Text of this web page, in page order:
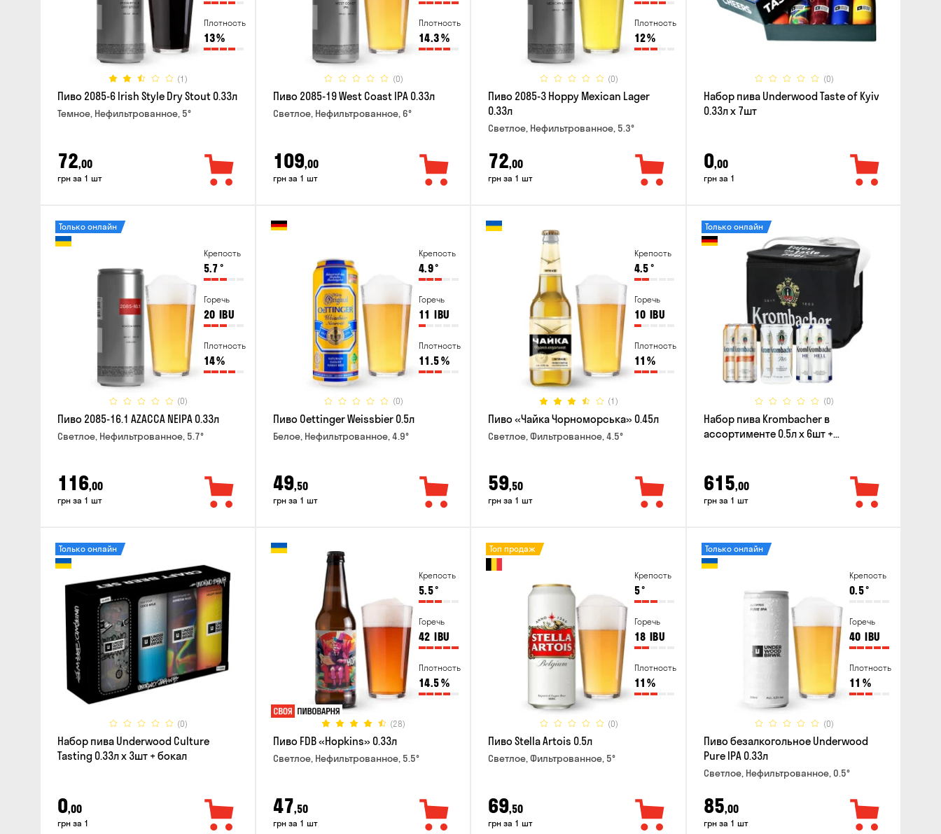
Плотность
13%
(1)
Пиво 2085-6 Irish Style Dry Stout 0.33л
Темное, Нефильтрованное, 5°
72,00
грн за 1 шт
Плотность
14.3%
(0)
Пиво 2085-19 West Coast IPA 0.33л
Светлое, Нефильтрованное, 6°
109,00
грн за 1 шт
Плотность
12%
(0)
Пиво 2085-3 Hoppy Mexican Lager
0.33л
Светлое, Нефильтрованное, 5.3°
72,00
грн за 1 шт
(0)
Набор пива Underwood Taste of Kyiv
0.33л x 7шт
0,00
грн за 1
Крепость
5.7°
Горечь
20 IBU
Плотность
14%
(0)
Только онлайн
Пиво 2085-16.1 AZACCA NEIPA 0.33л
Светлое, Нефильтрованное, 5.7°
116,00
грн за 1 шт
Крепость
4.9°
Горечь
11 IBU
Плотность
11.5%
(0)
Пиво Oettinger Weissbier 0.5л
Белое, Нефильтрованное, 4.9°
49,50
грн за 1 шт
Крепость
4.5°
Горечь
10 IBU
Плотность
11 %
(1)
Пиво «Чайка Чорноморська» 0.45л
Светлое, Фильтрованное, 4.5°
59,50
грн за 1 шт
(0)
Только онлайн
Набор пива Krombacher в
ассортименте 0.5л х 6шт +
615,00
грн за 1 шт
(0)
Только онлайн
Набор пива Underwood Culture
Tasting 0.33л x 3шт + бокал
0,00
грн за 1
Крепость
5.5°
Горечь
42 IBU
Плотность
14.5%
(28)
Пиво FDB «Hopkins» 0.33л
Светлое, Нефильтрованное, 5.5°
47,50
грн за 1 шт
Крепость
5°
Горечь
18 IBU
Плотность
11 %
(0)
Топ продаж
Пиво Stella Artois 0.5л
Светлое, Фильтрованное, 5°
69,50
грн за 1 шт
Крепость
0.5°
Горечь
40 IBU
Плотность
11 %
(0)
Только онлайн
Пиво безалкогольное Underwood
Pure IPA 0.33л
Светлое, Нефильтрованное, 0.5°
85,00
грн за 1 шт